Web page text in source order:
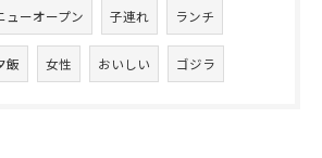
ューオープン 子連れ ランチ
飯 女性 おいしい ゴジラ